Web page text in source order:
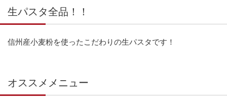
生パスタ全品！！
信州産小麦粉を使ったこだわりの生パスタです！
オススメメニュー